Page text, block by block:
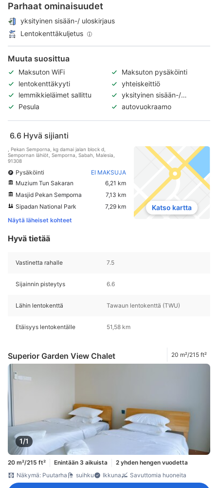
Parhaat ominaisuudet
yksityinen sisään-/ uloskirjaus
Lentokenttäkuljetus
Muuta suosittua
Maksuton WiFi
Maksuton pysäköinti
lentokenttäkyyti
yhteiskeittiö
lemmikkieläimet sallittu
yksityinen sisään-/
uloskirjaus
Pesula autovuokraamo
6.6 Hyvä sijianti
, Pekan Semporna, kg damai jalan block d,
Sempornan lähiöt, Semporna, Sabah, Malesia,
91308
Pysäköinti
EI MAKSUJA
Muzium Tun Sakaran
6,21 km
Masjid Pekan Semporna
7,13 km
Sipadan National Park
7,29 km
Näytä läheiset kohteet
Katso kartta
Hyvä tietää
Vastinetta rahalle 7.5
Sijainnin pisteytys 6.6
Lähin lentokenttä Tawaun lentokenttä (TWU)
Etäisyys lentokentälle 51,58 km
Superior Garden View Chalet 20 m²/215 ft²
1/1
20 m²/215 ft² Enintään 3 aikuista
2 yhden hengen vuodetta
Näkymä: Puutarha
suihku Ikkuna Savuttomia huoneita